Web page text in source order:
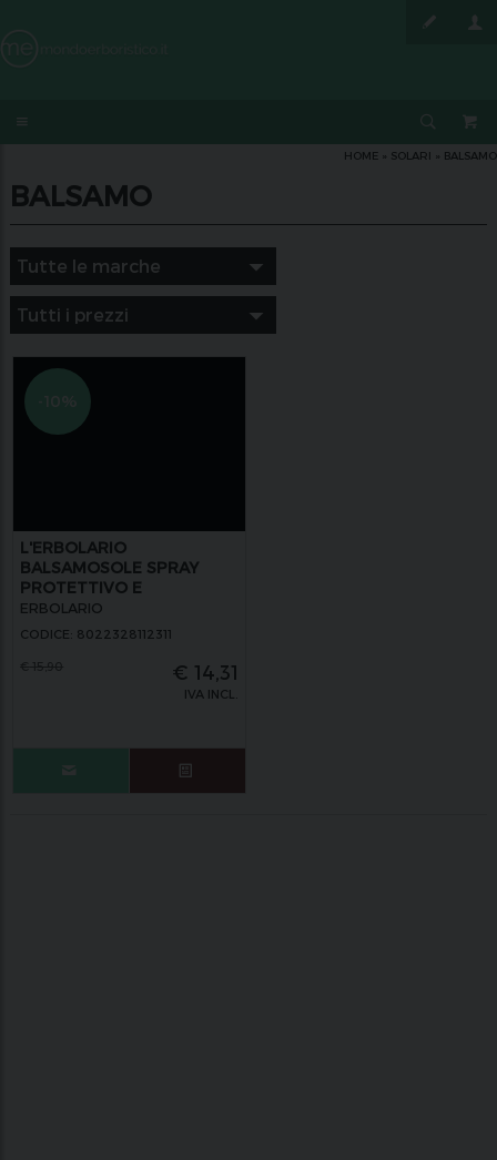
HOME » SOLARI » BALSAMO
BALSAMO
L'ERBOLARIO
BALSAMOSOLE SPRAY
PROTETTIVO E
DISTRICANTE PER
CAPELLI. SENZA
ERBOLARIO
CODICE: 8022328112311
€ 14,31
IVA INCL.